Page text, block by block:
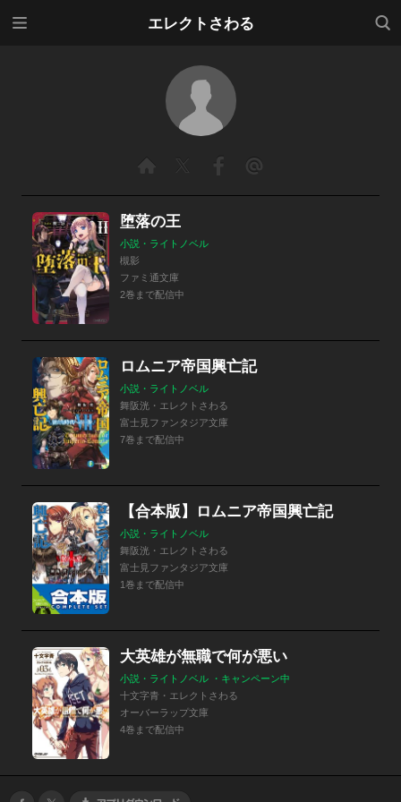
エレクトさわる
検索
堕落の王
小説・ライトノベル
槻影
ファミ通文庫
2巻まで配信中
ロムニア帝国興亡記
小説・ライトノベル
舞阪洸・エレクトさわる
富士見ファンタジア文庫
7巻まで配信中
【合本版】ロムニア帝国興亡記
小説・ライトノベル
舞阪洸・エレクトさわる
富士見ファンタジア文庫
1巻まで配信中
大英雄が無職で何が悪い
小説・ライトノベル ・キャンペーン中
十文字青・エレクトさわる
オーバーラップ文庫
4巻まで配信中